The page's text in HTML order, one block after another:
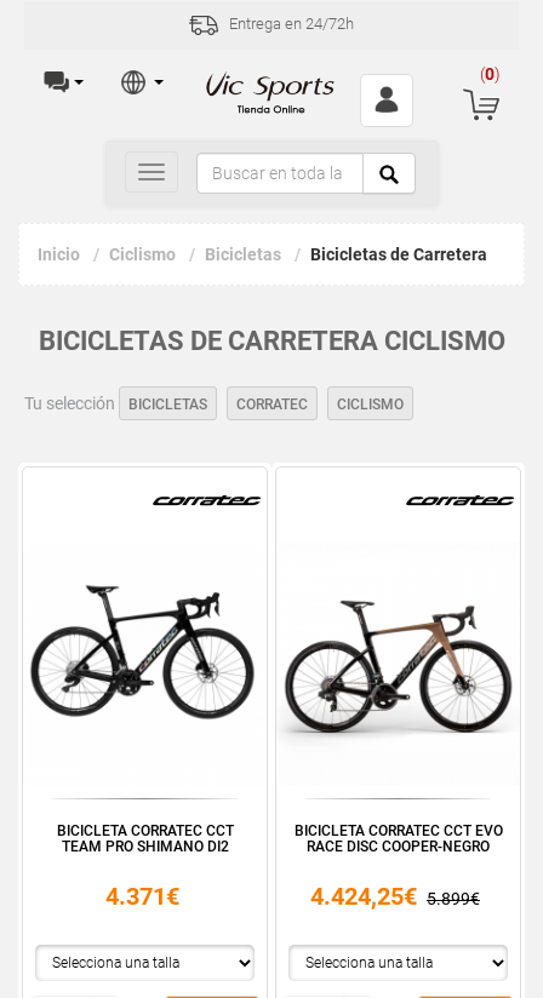
Entrega en 24/72h
(0)
Toggle
navigation
Inicio Ciclismo Bicicletas Bicicletas de Carretera
BICICLETAS DE CARRETERA CICLISMO
Tu selección BICICLETAS CORRATEC CICLISMO
BICICLETA CORRATEC CCT
TEAM PRO SHIMANO DI2
4.371€
BICICLETA CORRATEC CCT EVO
RACE DISC COOPER-NEGRO
4.424,25€ 5.899€